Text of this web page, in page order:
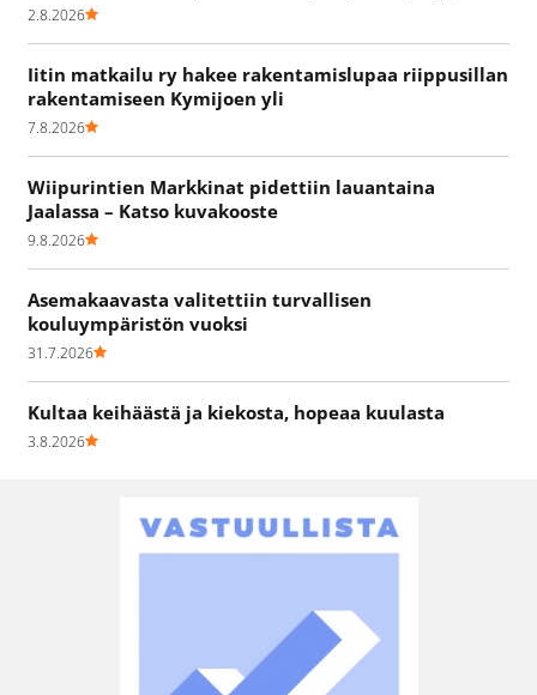
2.8.2026
Iitin matkailu ry hakee rakentamislupaa riippusillan
rakentamiseen Kymijoen yli
7.8.2026
Wiipurintien Markkinat pidettiin lauantaina
Jaalassa – Katso kuvakooste
9.8.2026
Asemakaavasta valitettiin turvallisen
kouluympäristön vuoksi
31.7.2026
Kultaa keihäästä ja kiekosta, hopeaa kuulasta
3.8.2026